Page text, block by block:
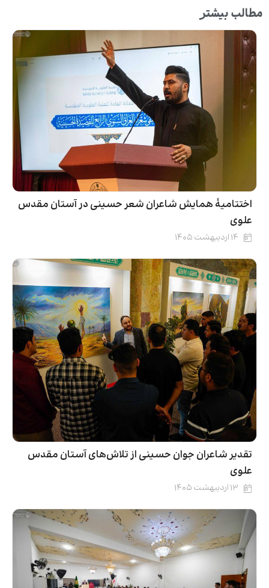
مطالب بیشتر
اختتامیۀ همایش شاعران شعر حسینی در آستان مقدس
علوی
۱۴ اردیبهشت ۱۴۰۵
تقدیر شاعران جوان حسینی از تلاش‌های آستان مقدس
علوی
۱۳ اردیبهشت ۱۴۰۵